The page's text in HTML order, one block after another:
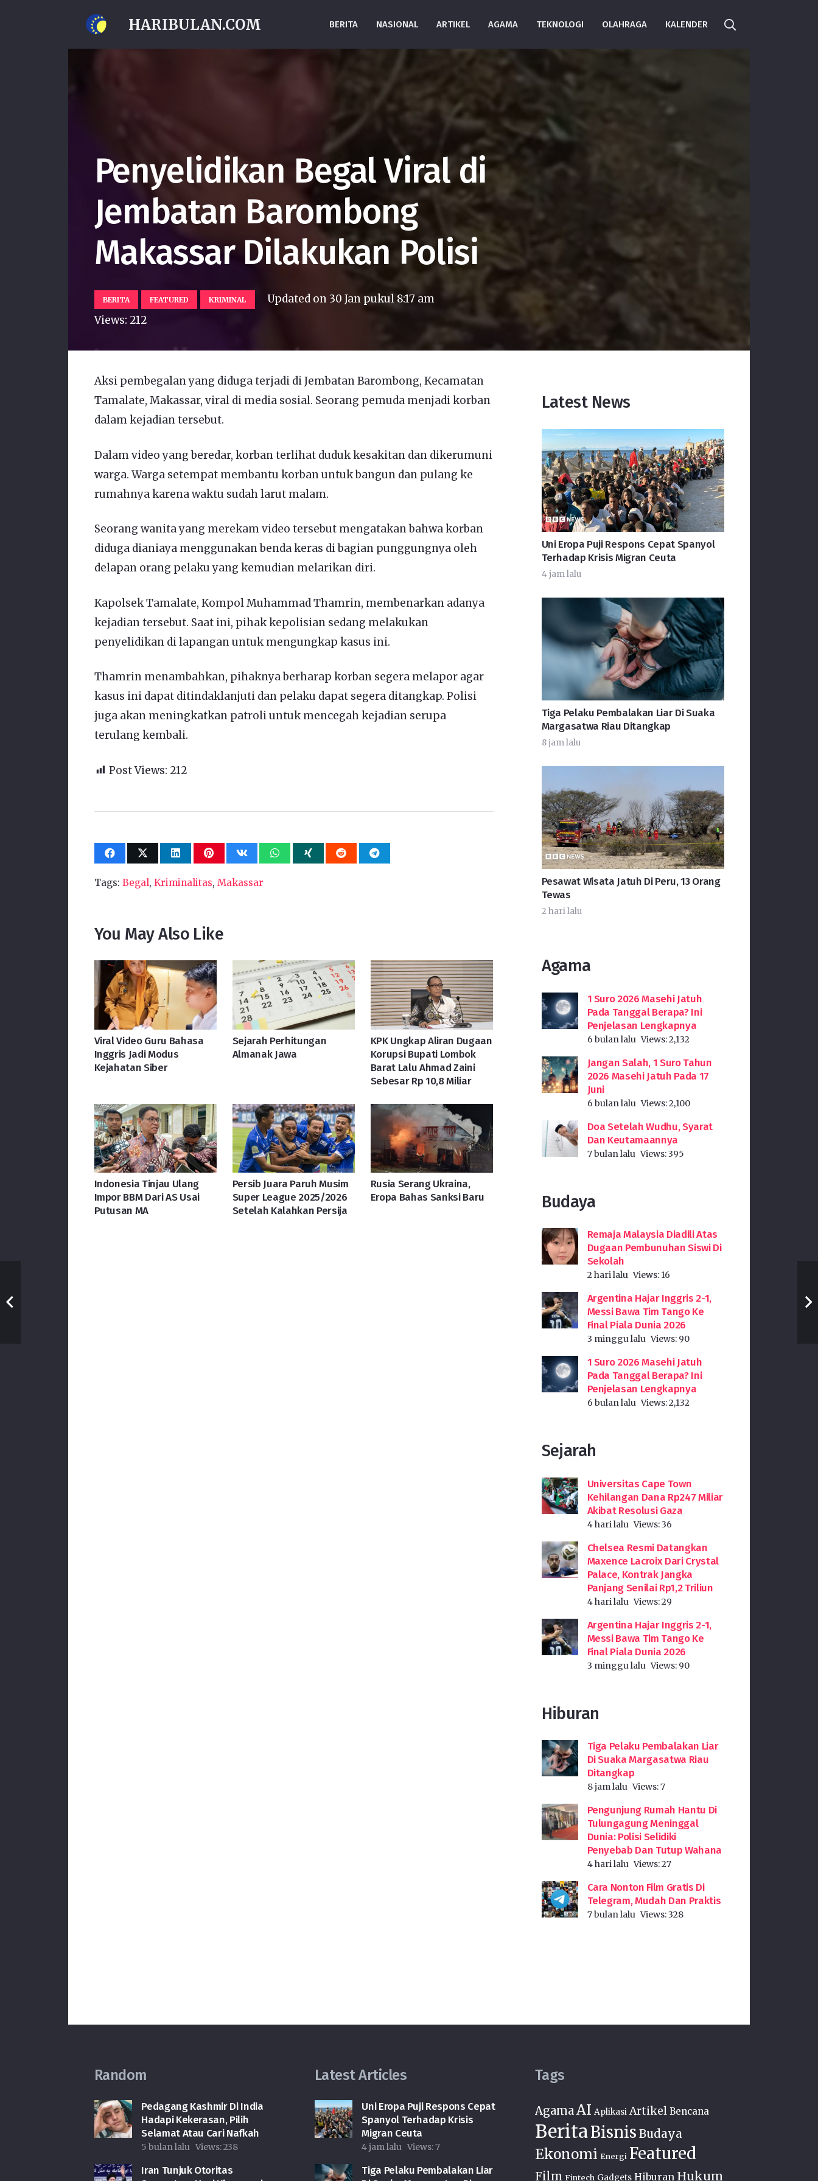
HARIBULAN.COM BERITA NASIONAL ARTIKEL AGAMA TEKNOLOGI OLAHRAGA KALENDER
Penyelidikan Begal Viral di
Jembatan Barombong
Makassar Dilakukan Polisi
BERITA FEATURED KRIMINAL Updated on 30 Jan pukul 8:17 am
Views: 212
Aksi pembegalan yang diduga terjadi di Jembatan Barombong, Kecamatan
Tamalate, Makassar, viral di media sosial. Seorang pemuda menjadi korban
dalam kejadian tersebut.
Dalam video yang beredar, korban terlihat duduk kesakitan dan dikerumuni
warga. Warga setempat membantu korban untuk bangun dan pulang ke
rumahnya karena waktu sudah larut malam.
Seorang wanita yang merekam video tersebut mengatakan bahwa korban
diduga dianiaya menggunakan benda keras di bagian punggungnya oleh
delapan orang pelaku yang kemudian melarikan diri.
Kapolsek Tamalate, Kompol Muhammad Thamrin, membenarkan adanya
kejadian tersebut. Saat ini, pihak kepolisian sedang melakukan
penyelidikan di lapangan untuk mengungkap kasus ini.
Thamrin menambahkan, pihaknya berharap korban segera melapor agar
kasus ini dapat ditindaklanjuti dan pelaku dapat segera ditangkap. Polisi
juga akan meningkatkan patroli untuk mencegah kejadian serupa
terulang kembali.
Post Views: 212
Tags: Begal, Kriminalitas, Makassar
You May Also Like
Viral Video Guru Bahasa
Inggris Jadi Modus
Kejahatan Siber
Sejarah Perhitungan
Almanak Jawa
KPK Ungkap Aliran Dugaan
Korupsi Bupati Lombok
Barat Lalu Ahmad Zaini
Sebesar Rp 10,8 Miliar
Indonesia Tinjau Ulang
Impor BBM Dari AS Usai
Putusan MA
Persib Juara Paruh Musim
Super League 2025/2026
Setelah Kalahkan Persija
Rusia Serang Ukraina,
Eropa Bahas Sanksi Baru
Latest News
Uni Eropa Puji Respons Cepat Spanyol
Terhadap Krisis Migran Ceuta
4 jam lalu
Tiga Pelaku Pembalakan Liar Di Suaka
Margasatwa Riau Ditangkap
8 jam lalu
Pesawat Wisata Jatuh Di Peru, 13 Orang
Tewas
2 hari lalu
Agama
1 Suro 2026 Masehi Jatuh
Pada Tanggal Berapa? Ini
Penjelasan Lengkapnya
6 bulan lalu Views:2,132
Jangan Salah, 1 Suro Tahun
2026 Masehi Jatuh Pada 17
Juni
6 bulan lalu Views:2,100
Doa Setelah Wudhu, Syarat
Dan Keutamaannya
7 bulan lalu Views:395
Budaya
Remaja Malaysia Diadili Atas
Dugaan Pembunuhan Siswi Di
Sekolah
2 hari lalu Views: 16
Argentina Hajar Inggris 2-1,
Messi Bawa Tim Tango Ke
Final Piala Dunia 2026
3 minggu lalu Views: 90
1 Suro 2026 Masehi Jatuh
Pada Tanggal Berapa? Ini
Penjelasan Lengkapnya
6 bulan lalu Views:2,132
Sejarah
Universitas Cape Town
Kehilangan Dana Rp247 Miliar
Akibat Resolusi Gaza
4 hari lalu Views:36
Chelsea Resmi Datangkan
Maxence Lacroix Dari Crystal
Palace, Kontrak Jangka
Panjang Senilai Rp1,2 Triliun
4 hari lalu Views:29
Argentina Hajar Inggris 2-1,
Messi Bawa Tim Tango Ke
Final Piala Dunia 2026
3 minggu lalu Views: 90
Hiburan
Tiga Pelaku Pembalakan Liar
Di Suaka Margasatwa Riau
Ditangkap
8 jam lalu Views:7
Pengunjung Rumah Hantu Di
Tulungagung Meninggal
Dunia: Polisi Selidiki
Penyebab Dan Tutup Wahana
4 hari lalu Views:27
Cara Nonton Film Gratis Di
Telegram, Mudah Dan Praktis
7 bulan lalu Views:328
Random
Pedagang Kashmir Di India
Hadapi Kekerasan, Pilih
Selamat Atau Cari Nafkah
5 bulan lalu Views:238
Iran Tunjuk Otoritas
Latest Articles
Uni Eropa Puji Respons Cepat
Spanyol Terhadap Krisis
Migran Ceuta
4 jam lalu Views:7
Tiga Pelaku Pembalakan Liar
Tags
AgamaAI Aplikasi Artikel Bencana
BeritaBisnis Budaya
Ekonomi Energi Featured
Film Fintech Gadgets Hiburan Hukum